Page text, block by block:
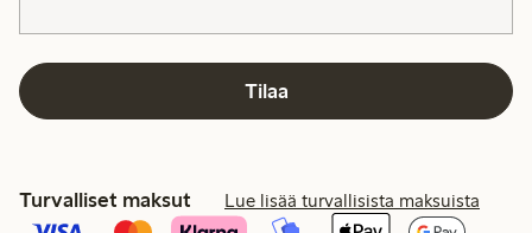
Tilaa
Turvalliset maksut Lue lisää turvallisista maksuista